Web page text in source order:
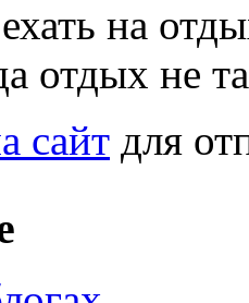
на
отдых не
сайт для